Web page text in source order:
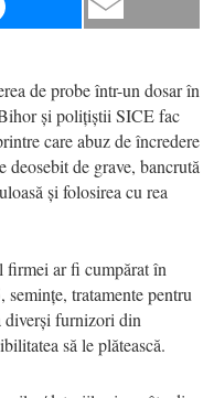
de probe într-un dosar în
și polițiștii SICE fac
care abuz de încredere
de grave, bancrută
și folosirea cu rea
firmei ar fi cumpărat în
tratamente pentru
diverși furnizori din
să le plătească.